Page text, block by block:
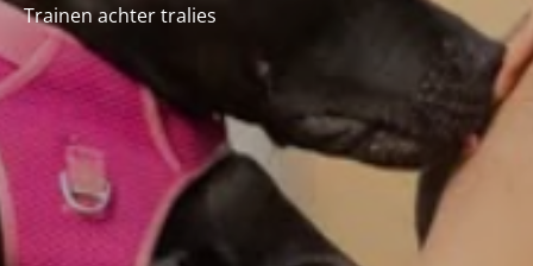
Trainen achter tralies